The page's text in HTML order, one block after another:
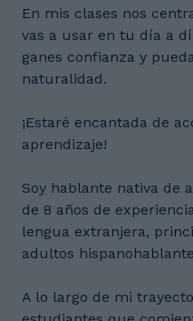
En mis clases nos
vas a usar en tu día a
ganes confianza y
naturalidad.
¡Estaré encantada de
aprendizaje!
Soy hablante nativa de
de 8 años de
lengua extranjera,
adultos
A lo largo de mi